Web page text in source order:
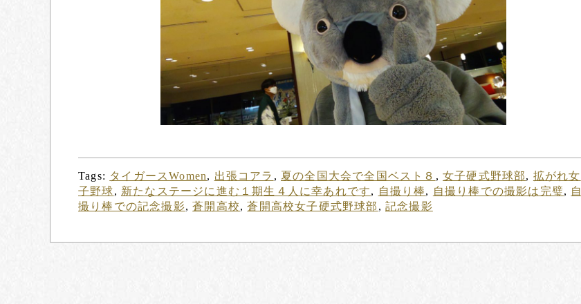
Tags: タイガースWomen, 出張コアラ , 夏の全国大会で全国ベスト８ ,女子硬式野球部, 拡がれ女
子野球, 新たなステージに進む１期生４人に幸あれです, 自撮り棒, 自撮り棒での撮影は完璧, 自
撮り棒での記念撮影,蒼開高校,蒼開高校女子硬式野球部 ,記念撮影